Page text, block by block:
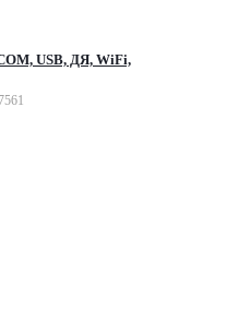
USB, ДЯ, WiFi,